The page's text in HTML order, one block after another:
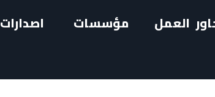
العمل مؤسسات اصدارات